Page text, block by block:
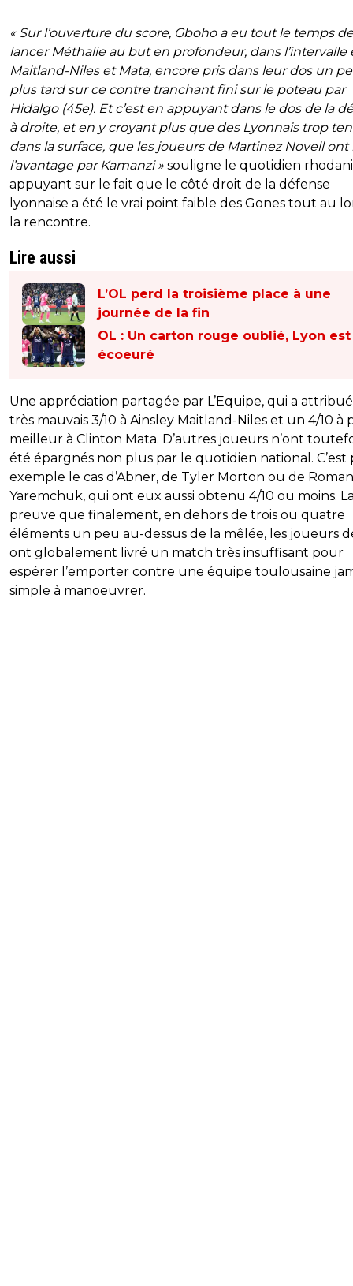
« Sur l’ouverture du score, Gboho a eu tout le temps de
lancer Méthalie au but en profondeur, dans l’intervalle
Maitland-Niles et Mata, encore pris dans leur dos un
plus tard sur ce contre tranchant fini sur le poteau par
Hidalgo (45e). Et c’est en appuyant dans le dos de la
à droite, et en y croyant plus que des Lyonnais trop
dans la surface, que les joueurs de Martinez Novell ont
l’avantage par Kamanzi » souligne le quotidien
appuyant sur le fait que le côté droit de la défense
lyonnaise a été le vrai point faible des Gones tout au
la rencontre.
Lire aussi
L’OL perd la troisième place à une
journée de la fin
OL : Un carton rouge oublié, Lyon est
écoeuré
Une appréciation partagée par L’Equipe, qui a
très mauvais 3/10 à Ainsley Maitland-Niles et un 4/10 à
meilleur à Clinton Mata. D’autres joueurs n’ont
été épargnés non plus par le quotidien national. C’est
exemple le cas d’Abner, de Tyler Morton ou de Roman
Yaremchuk, qui ont eux aussi obtenu 4/10 ou moins.
preuve que finalement, en dehors de trois ou quatre
éléments un peu au-dessus de la mêlée, les joueurs
ont globalement livré un match très insuffisant pour
espérer l’emporter contre une équipe toulousaine
simple à manoeuvrer.